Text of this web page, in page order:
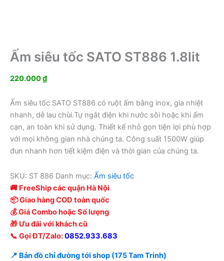
Ấm siêu tốc SATO ST886 1.8lit
220.000₫
Ấm siêu tốc SATO ST886 có ruột ấm bằng inox, gia nhiệt
nhanh, dễ lau chùi.Tự ngắt điện khi nước sôi hoặc khi ấm
cạn, an toàn khi sử dụng. Thiết kế nhỏ gọn tiện lợi phù hợp
với mọi không gian nhà chúng ta. Công suất 1500W giúp
đun nhanh hơn tiết kiệm điện và thời gian của chúng ta.
SKU: ST 886 Danh mục: Ấm siêu tốc
🚚 FreeShip các quận Hà Nội
📦 Giao hàng COD toàn quốc
💰 Giá Combo hoặc Số lượng
🎁 Ưu đãi với khách cũ
📞 Gọi ĐT/Zalo:0852.933.683
📍 Bản đồ chỉ đường tới shop (175 Tam Trinh)